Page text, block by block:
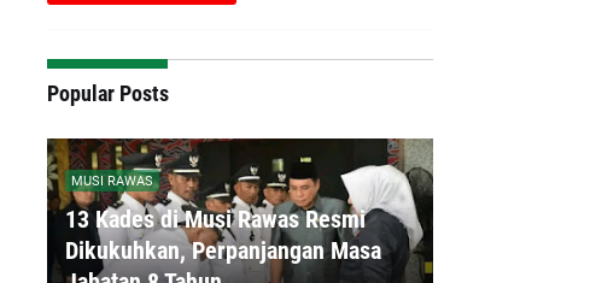
Popular Posts
MUSI RAWAS
13 Kades di Musi Rawas Resmi
Dikukuhkan, Perpanjangan Masa